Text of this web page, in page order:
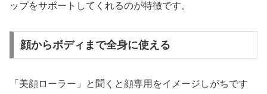
ップをサポートしてくれるのが特徴です。
顔からボディまで全身に使える
「美顔ローラー」と聞くと顔専用をイメージしがちです